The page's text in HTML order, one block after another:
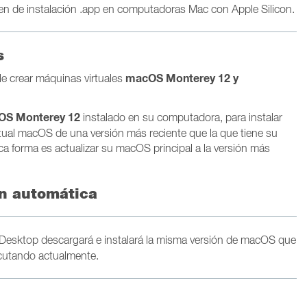
de instalación .app en computadoras Mac con Apple Silicon.
crear máquinas virtuales macOS Monterey 12 y
Monterey 12 instalado en su computadora, para instalar
macOS de una versión más reciente que la que tiene su
forma es actualizar su macOS principal a la versión más
automática
descargará e instalará la misma versión de macOS que
actualmente.